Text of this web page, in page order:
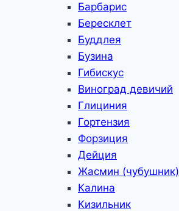
Барбарис
Бересклет
Буддлея
Бузина
Гибискус
Виноград девичий
Глициния
Гортензия
Форзиция
Дейция
Жасмин (чубушник)
Калина
Кизильник